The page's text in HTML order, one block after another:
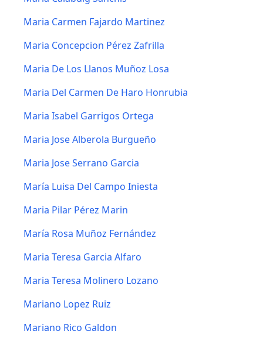
Maria Carmen Fajardo Martinez
Maria Concepcion Pérez Zafrilla
Maria De Los Llanos Muñoz Losa
Maria Del Carmen De Haro Honrubia
Maria Isabel Garrigos Ortega
Maria Jose Alberola Burgueño
Maria Jose Serrano Garcia
María Luisa Del Campo Iniesta
Maria Pilar Pérez Marin
María Rosa Muñoz Fernández
Maria Teresa Garcia Alfaro
Maria Teresa Molinero Lozano
Mariano Lopez Ruiz
Mariano Rico Galdon